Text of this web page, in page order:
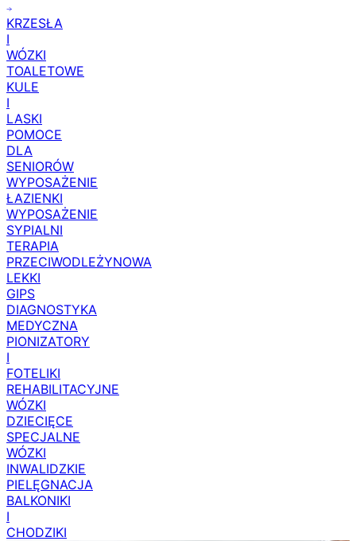
KRZESŁA
I
WÓZKI
TOALETOWE
KULE
I
LASKI
POMOCE
DLA
SENIORÓW
WYPOSAŻENIE
ŁAZIENKI
WYPOSAŻENIE
SYPIALNI
TERAPIA
PRZECIWODLEŻYNOWA
LEKKI
GIPS
DIAGNOSTYKA
MEDYCZNA
PIONIZATORY
I
FOTELIKI
REHABILITACYJNE
WÓZKI
DZIECIĘCE
SPECJALNE
WÓZKI
INWALIDZKIE
PIELĘGNACJA
BALKONIKI
I
CHODZIKI